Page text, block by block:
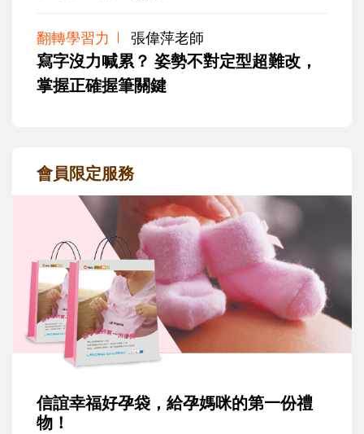
翻轉學習力 張偉萍老師
寫字沒力喊累？ 姿勢不對定型超難改，
掌握正確握筆關鍵
會員限定服務
信誼幸福好孕袋，給孕媽咪的第一份禮
物！